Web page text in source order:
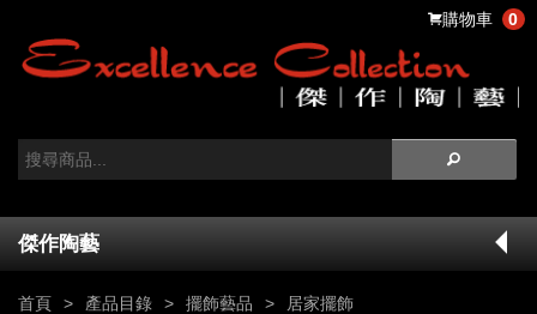
購物車 0
傑作陶藝
首頁 產品目錄 擺飾藝品 居家擺飾